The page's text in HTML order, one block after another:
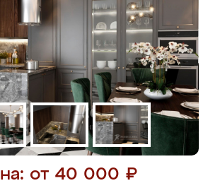
от 40 000 ₽